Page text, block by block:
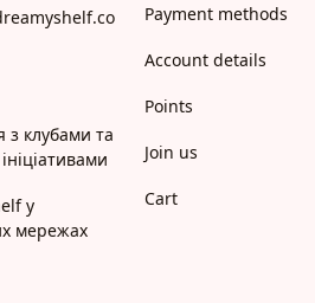
з клубами та
у
мережах
Payment methods
Account details
Points
Join us
Cart